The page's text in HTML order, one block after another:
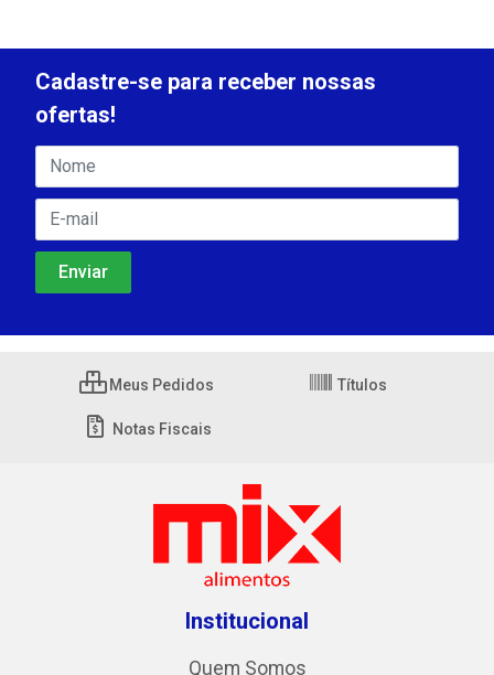
Cadastre-se para receber nossas
ofertas!
Meus Pedidos Títulos
Notas Fiscais
Institucional
Quem Somos